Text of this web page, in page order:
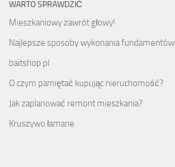
WARTO SPRAWDZIĆ
Mieszkaniowy zawrót głowy!
Najlepsze sposoby wykonania fundamentów
baitshop.pl
O czym pamiętać kupując nieruchomość?
Jak zaplanować remont mieszkania?
Kruszywo łamane